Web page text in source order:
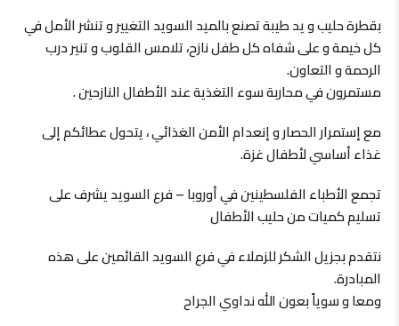
بقطرة حليب و يد طيبة تصنع بالميد السويد التغيير و تنشر الأمل في
كل خيمة و على شفاه كل طفل نازح، تلامس القلوب و تنير درب
الرحمة و التعاون.
مستمرون في محاربة سوء التغذية عند الأطفال النازحين .
مع إستمرار الحصار و إنعدام الأمن الغذائي ، يتحول عطائكم إلى
غذاء أساسي لأطفال غزة.
تجمع الأطباء الفلسطينين في أوروبا – فرع السويد يشرف على
تسليم كميات من حليب الأطفال
نتقدم بجزيل الشكر للزملاء في فرع السويد القائمين على هذه
المبادرة.
ومعا و سوياً بعون الله نداوي الجراح